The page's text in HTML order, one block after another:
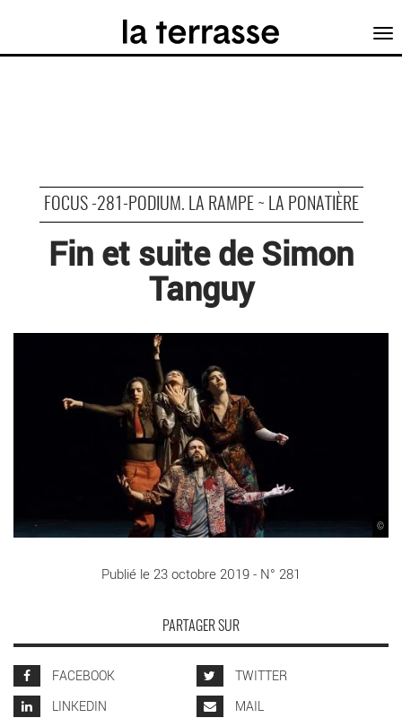
FOCUS -281-PODIUM. LA RAMPE ~ LA PONATIÈRE
Fin et suite de Simon
Tanguy
©
Publié le 23 octobre 2019 - N° 281
PARTAGER SUR
FACEBOOK
TWITTER
LINKEDIN
MAIL